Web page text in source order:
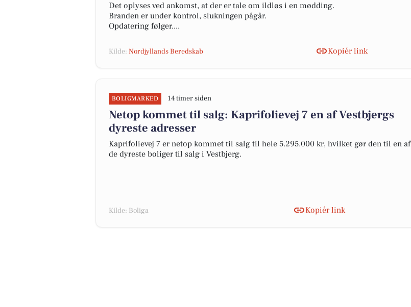
Det oplyses ved ankomst, at der er tale om ildløs i en mødding.
Branden er under kontrol, slukningen pågår.
Opdatering følger....
Kilde: Nordjyllands Beredskab Kopiér link
BOLIGMARKED 14 timer siden
Netop kommet til salg: Kaprifolievej 7 en af Vestbjergs
dyreste adresser
Kaprifolievej 7 er netop kommet til salg til hele 5.295.000 kr, hvilket gør den til en af
de dyreste boliger til salg i Vestbjerg.
Kilde: Boliga Kopiér link